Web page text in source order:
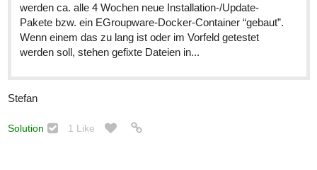
werden ca. alle 4 Wochen neue Installation-/Update-
Pakete bzw. ein EGroupware-Docker-Container “gebaut”.
Wenn einem das zu lang ist oder im Vorfeld getestet
werden soll, stehen gefixte Dateien in...
Stefan
Solution 1 Like